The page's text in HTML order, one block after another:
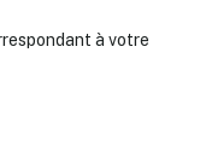
à votre